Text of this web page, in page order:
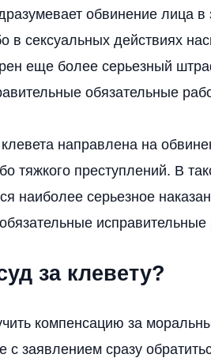
обвинение лица
сексуальных действиях
еще более серьезный
обязательные
направлена на
тяжкого преступлений. В
наиболее серьезное
за клевету?
компенсацию за
с заявлением сразу